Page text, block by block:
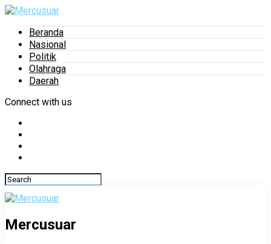
Beranda
Nasional
Politik
Olahraga
Daerah
Connect with us
Mercusuar